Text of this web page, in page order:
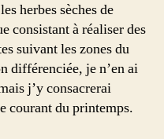
herbes sèches de
consistant à réaliser des
suivant les zones du
différenciée, je n’en ai
j’y consacrerai
courant du printemps.